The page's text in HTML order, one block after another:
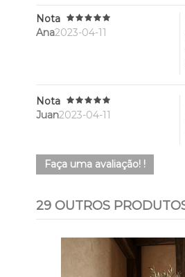
Nota
Ana2023-04-11
Nota
Juan2023-04-11
Faça uma avaliação! !
29 OUTROS